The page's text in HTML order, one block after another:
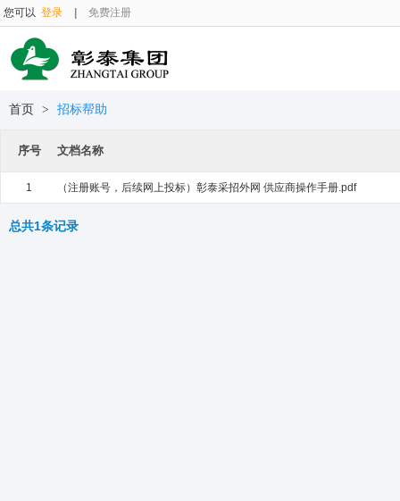
您可以 登录 免费注册
首页 > 招标帮助
序号 文档名称
1 （注册账号，后续网上投标）彰泰采招外网 供应商操作手册.pdf
总共1条记录